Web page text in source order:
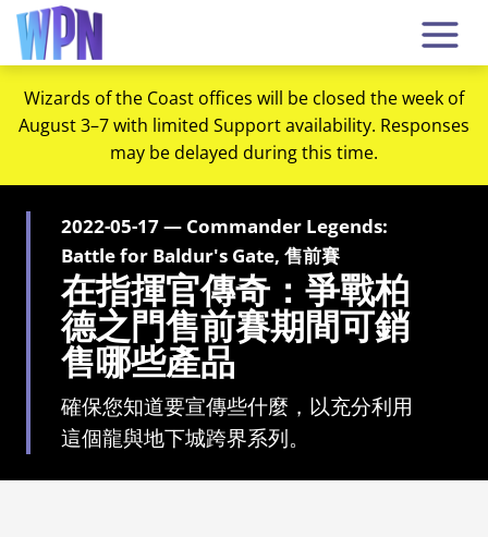
Wizards of the Coast offices will be closed the week of
August 3–7 with limited Support availability. Responses
may be delayed during this time.
2022-05-17 — Commander Legends:
Battle for Baldur's Gate, 售前賽
在指揮官傳奇：爭戰柏
德之門售前賽期間可銷
售哪些產品
確保您知道要宣傳些什麼，以充分利用
這個龍與地下城跨界系列。